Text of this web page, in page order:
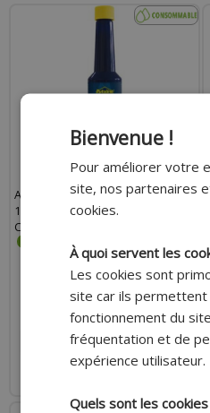
ADDITIF ESSENCE PUTOLINE
150ML FUEL INJECT ET VALVE
CLEANER
12.00 €
AJOUTER AU PANIER
Bienvenue !
Pour améliorer votre
site, nos partenaires
cookies.
À quoi servent les
Les cookies sont
site car ils permettent
fonctionnement du
fréquentation et de
expérience utilisateur.
Quels sont les